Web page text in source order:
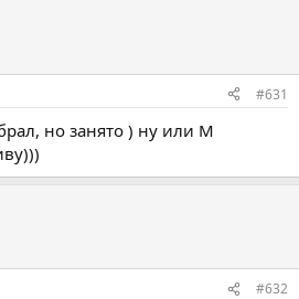
#631
но занято ) ну или M
#632